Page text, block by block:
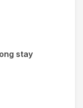
Ulupinarstay